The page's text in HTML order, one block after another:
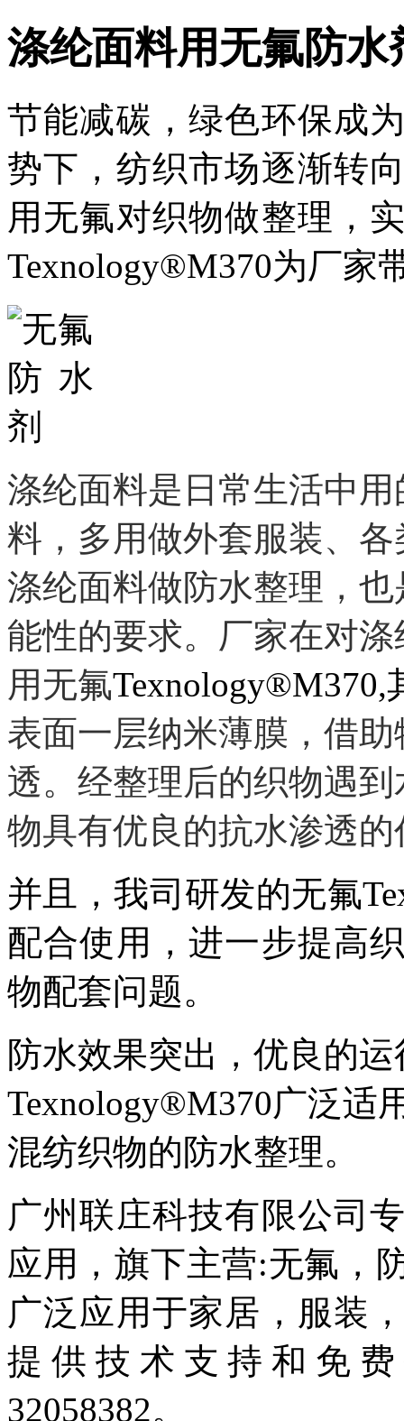
涤纶面料用无氟防水
节能减碳，绿色环保成
势下，纺织市场逐渐转
用无氟对织物做整理，
Texnology®M370为厂家
涤纶面料是日常生活中
料， 多用做外套服装、
涤纶面料做防水整理，
能性的要求。厂家在对
用无氟Texnology®M370,
表面一层纳米薄膜 ， 借助
透。 经整理后的织物遇
物具有优良的抗水渗透
并且，我司研发的无氟
配合使用，进一步提高
物配套问题。
防水效果突出，优良的
Texnology®M370广泛适
混纺织物的防水整理。
广州联庄科技有限公司
应用，旗下主营:无氟 ，
广泛应用于家居，服装
提供技术支持和免
32058382。